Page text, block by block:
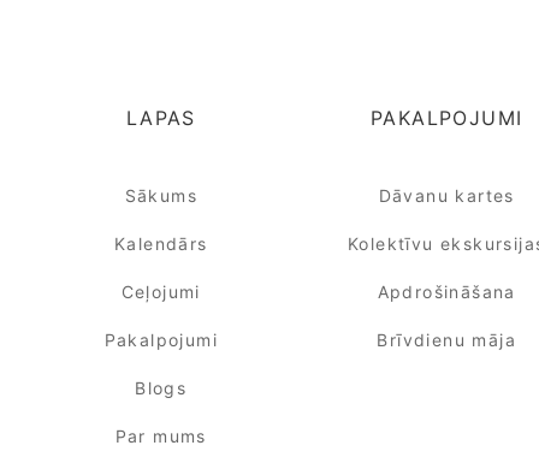
LAPAS
Sākums
Kalendārs
Ceļojumi
Pakalpojumi
Blogs
Par mums
PAKALPOJUMI
Dāvanu kartes
Kolektīvu
Apdrošināšana
Brīvdienu māja